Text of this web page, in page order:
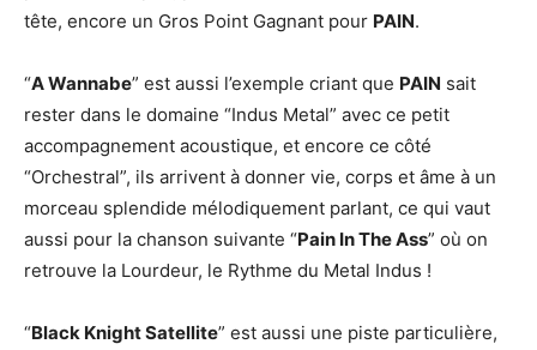
tête, encore un Gros Point Gagnant pour PAIN.
“A Wannabe” est aussi l’exemple criant que PAIN sait
rester dans le domaine “Indus Metal” avec ce petit
accompagnement acoustique, et encore ce côté
“Orchestral”, ils arrivent à donner vie, corps et âme à un
morceau splendide mélodiquement parlant, ce qui vaut
aussi pour la chanson suivante “Pain In The Ass” où on
retrouve la Lourdeur, le Rythme du Metal Indus !
“Black Knight Satellite” est aussi une piste particulière,